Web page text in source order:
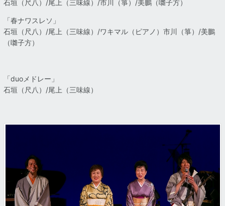
石垣（尺八）/尾上（三味線）/市川（箏）/美鵬（囃子方）
「春ナワスレソ」
石垣（尺八）/尾上（三味線）/ワキマル（ピアノ）市川（箏）/美鵬
（囃子方）
「duoメドレー」
石垣（尺八）/尾上（三味線）